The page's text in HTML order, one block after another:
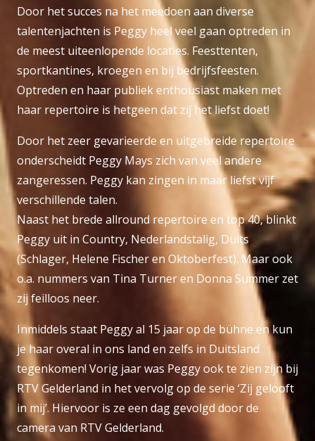
Door het succes na het meedoen aan diverse
talentenjachten is Peggy heel veel gaan optreden in
de meest uiteenlopende locaties. Feesttenten,
sportkantines, kroegen en bij bedrijfsfeesten.
Optreden en haar publiek enthousiast maken met
haar repertoire is hetgeen dat zij het liefst doet!
Door het zeer gevarieerde en uitgebreide repertoire
onderscheidt Peggy Mays zich van veel andere
zangeressen. Peggy kan zingen in maar liefst vijf
verschillende talen.
Naast het brede allround repertoire en top 40, blinkt
Peggy uit in Country, Nederlandstalig, Duits
(Schlager, Helene Fischer en Oktoberfest). Maar ook
o.a. nummers van Tina Turner en Donna Summer zet
zij feilloos neer.
Inmiddels staat Peggy al 15 jaar op de bühne en kun
je haar overal in ons land en zelfs in Duitsland
tegenkomen! Vorig jaar was Peggy ook te zien zijn bij
RTV Gelderland in het vervolg op de serie ‘Zij gelooft
in mij’. Hiervoor is ze een dag gevolgd door de
camera van RTV Gelderland.